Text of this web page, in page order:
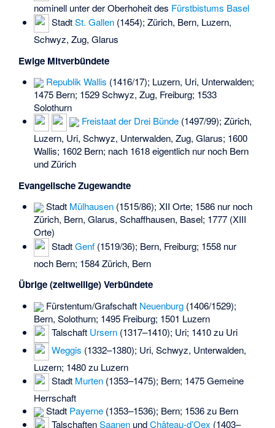
nominell unter der Oberhoheit des Fürstbistums Basel
StadtSt. Gallen(1454); Zürich, Bern, Luzern,
Schwyz, Zug, Glarus
Ewige Mitverbündete
Republik Wallis (1416/17); Luzern, Uri, Unterwalden;
1475 Bern; 1529 Schwyz, Zug, Freiburg; 1533
Solothurn
Freistaat der Drei Bünde(1497/99); Zürich,
Luzern, Uri, Schwyz, Unterwalden, Zug, Glarus; 1600
Wallis; 1602 Bern; nach 1618 eigentlich nur noch Bern
und Zürich
Evangelische Zugewandte
Stadt Mülhausen(1515/86); XII Orte; 1586 nur noch
Zürich, Bern, Glarus, Schaffhausen, Basel; 1777 (XIII
Orte)
StadtGenf(1519/36); Bern, Freiburg; 1558 nur
noch Bern; 1584 Zürich, Bern
Übrige (zeitweilige) Verbündete
Fürstentum/Grafschaft Neuenburg(1406/1529);
Bern, Solothurn; 1495 Freiburg; 1501 Luzern
Talschaft Ursern(1317–1410); Uri; 1410 zu Uri
Weggis (1332–1380); Uri, Schwyz, Unterwalden,
Luzern; 1480 zu Luzern
Stadt Murten(1353–1475); Bern; 1475 Gemeine
Herrschaft
Stadt Payerne(1353–1536); Bern; 1536 zu Bern
TalschaftenSaanenundChâteau-d’Oex (1403–